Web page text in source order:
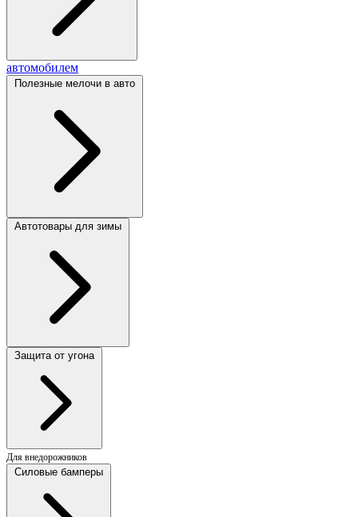
автомобилем
Полезные мелочи в авто
Автотовары для зимы
Защита от угона
Для внедорожников
Силовые бамперы